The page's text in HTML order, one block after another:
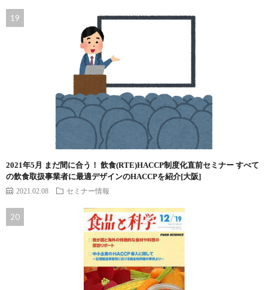
2021年5月 まだ間に合う！ 飲食(RTE)HACCP制度化直前セミナー すべて
の飲食取扱事業者に最適デザインのHACCPを紹介[大阪]
2021.02.08 セミナー情報